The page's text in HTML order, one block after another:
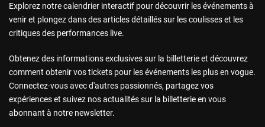
Explorez notre calendrier interactif pour découvrir les événements à
venir et plongez dans des articles détaillés sur les coulisses et les
critiques des performances live.
Obtenez des informations exclusives sur la billetterie et découvrez
comment obtenir vos tickets pour les événements les plus en vogue.
Connectez-vous avec d'autres passionnés, partagez vos
expériences et suivez nos actualités sur la billetterie en vous
abonnant à notre newsletter.